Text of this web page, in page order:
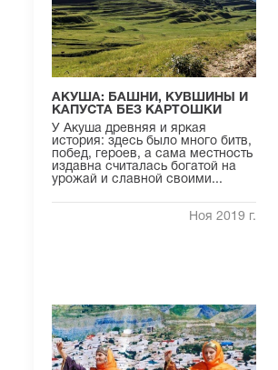
АКУША: БАШНИ, КУВШИНЫ И
КАПУСТА БЕЗ КАРТОШКИ
У Акуша древняя и яркая
история: здесь было много битв,
побед, героев, а сама местность
издавна считалась богатой на
урожай и славной своими...
Ноя 2019 г.